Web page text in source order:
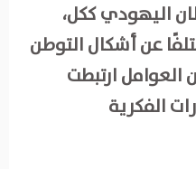
اليهودي ككل،
عن أشكال التوطن
ارتبطت
الفكرية